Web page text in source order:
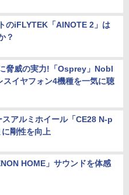
のiFLYTEK「AINOTE 2」は
？
脅威の実力!「Osprey」Nobl
イヤフォン4機種を一気に聴
スアルミホイール「CE28 N-p
剛性を向上
HOME」サウンドを体感